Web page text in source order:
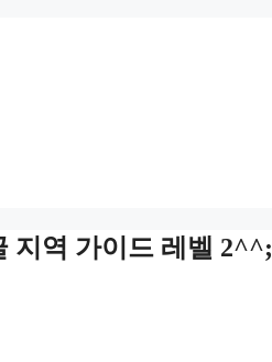
지역 가이드 레벨 2^^;